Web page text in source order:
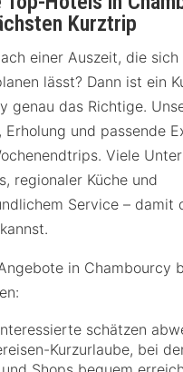
Kurztrip
einer Auszeit, die
lässt? Dann ist ein
genau das Richtige.
Erholung und passende
Viele
regionaler Küche und
Service – damit
in Chambourcy
schätzen
Kurzurlaube, bei